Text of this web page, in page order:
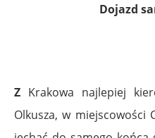
Dojazd
Z Krakowa najlepiej
Olkusza, w miejscowości